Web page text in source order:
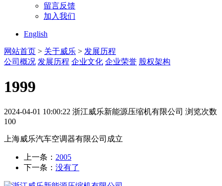
留言反馈
加入我们
English
网站首页 > 关于威乐 > 发展历程
公司概况 发展历程 企业文化 企业荣誉 股权架构
1999
2024-04-01 10:00:22 浙江威乐新能源压缩机有限公司 浏览次数
100
上海威乐汽车空调器有限公司成立
上一条： 2005
下一条： 没有了